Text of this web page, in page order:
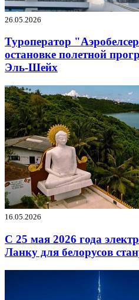
26.05.2026
Туроператор
остановке полетной
Эль-Шейх
16.05.2026
С 25 мая 2026 года
Ланку для белорусов